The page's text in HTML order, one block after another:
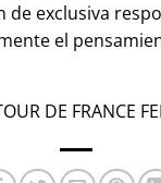
de exclusiva
el
DE FRANCE